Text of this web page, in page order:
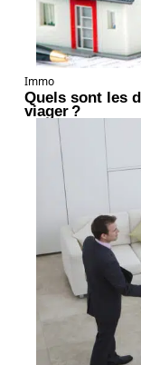
Immo
Quels sont les
viager ?